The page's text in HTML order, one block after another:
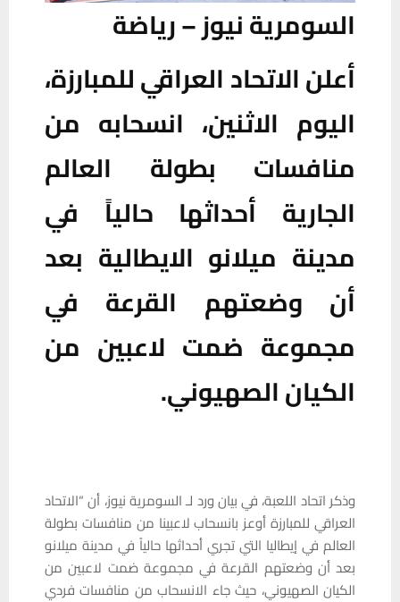
السومرية نيوز – رياضة
أعلن الاتحاد العراقي للمبارزة،
اليوم الاثنين، انسحابه من
منافسات بطولة العالم
الجارية أحداثها حالياً في
مدينة ميلانو الايطالية بعد
أن وضعتهم القرعة في
مجموعة ضمت لاعبين من
الكيان الصهيوني.
وذكر اتحاد اللعبة، في بيان ورد لـ السومرية نيوز، أن “الاتحاد
العراقي للمبارزة أوعز بانسحاب لاعبينا من منافسات بطولة
العالم في إيطاليا التي تجري أحداثها حالياً في مدينة ميلانو
بعد أن وضعتهم القرعة في مجموعة ضمت لاعبين من
الكيان الصهيوني، حيث جاء الانسحاب من منافسات فردي